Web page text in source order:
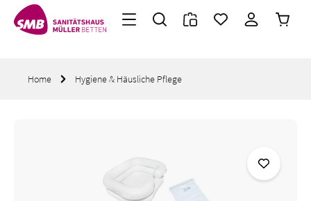
Zum Hauptinhalt springen
Home Hygiene & Häusliche Pflege